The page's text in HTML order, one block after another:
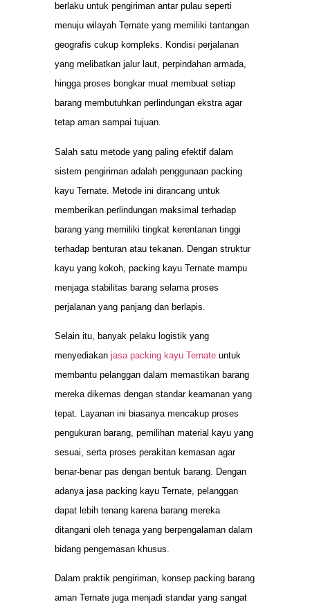
berlaku untuk pengiriman antar pulau seperti
menuju wilayah Ternate yang memiliki tantangan
geografis cukup kompleks. Kondisi perjalanan
yang melibatkan jalur laut, perpindahan armada,
hingga proses bongkar muat membuat setiap
barang membutuhkan perlindungan ekstra agar
tetap aman sampai tujuan.
Salah satu metode yang paling efektif dalam
sistem pengiriman adalah penggunaan packing
kayu Ternate. Metode ini dirancang untuk
memberikan perlindungan maksimal terhadap
barang yang memiliki tingkat kerentanan tinggi
terhadap benturan atau tekanan. Dengan struktur
kayu yang kokoh, packing kayu Ternate mampu
menjaga stabilitas barang selama proses
perjalanan yang panjang dan berlapis.
Selain itu, banyak pelaku logistik yang
menyediakan jasa packing kayu Ternate untuk
membantu pelanggan dalam memastikan barang
mereka dikemas dengan standar keamanan yang
tepat. Layanan ini biasanya mencakup proses
pengukuran barang, pemilihan material kayu yang
sesuai, serta proses perakitan kemasan agar
benar-benar pas dengan bentuk barang. Dengan
adanya jasa packing kayu Ternate, pelanggan
dapat lebih tenang karena barang mereka
ditangani oleh tenaga yang berpengalaman dalam
bidang pengemasan khusus.
Dalam praktik pengiriman, konsep packing barang
aman Ternate juga menjadi standar yang sangat